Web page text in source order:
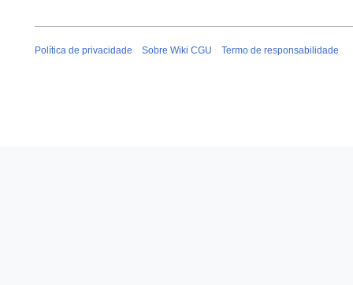
Política de privacidade Sobre Wiki CGU Termo de responsabilidade